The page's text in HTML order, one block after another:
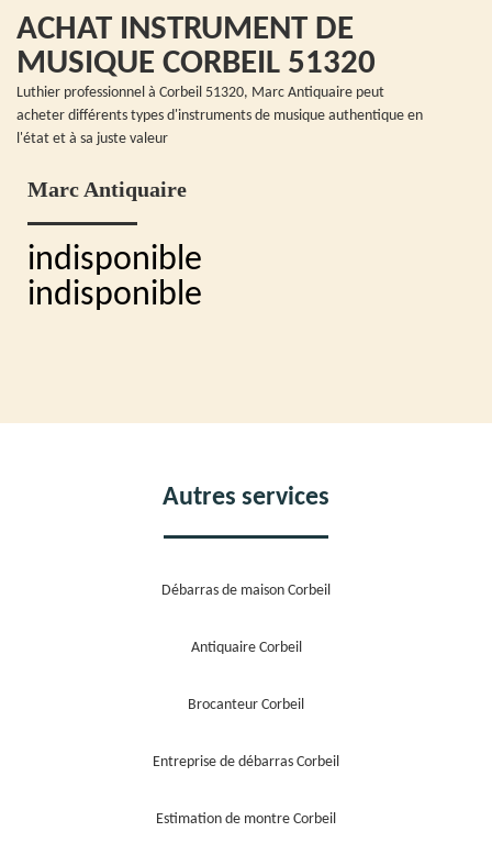
ACHAT INSTRUMENT DE
MUSIQUE CORBEIL 51320
Luthier professionnel à Corbeil 51320, Marc Antiquaire peut
acheter différents types d'instruments de musique authentique en
l'état et à sa juste valeur
Marc Antiquaire
indisponible
indisponible
Autres services
Débarras de maison Corbeil
Antiquaire Corbeil
Brocanteur Corbeil
Entreprise de débarras Corbeil
Estimation de montre Corbeil